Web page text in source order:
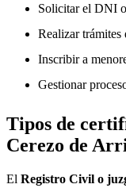
Solicitar el DNI
Realizar trámites
Inscribir a
Gestionar
Tipos de
Cerezo de
El Registro Civil o